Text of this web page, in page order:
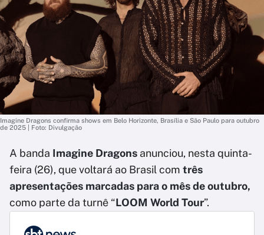
Imagine Dragons confirma shows em Belo Horizonte, Brasília e São Paulo para outubro
de 2025 | Foto: Divulgação
A banda Imagine Dragons anunciou, nesta quinta-
feira (26), que voltará ao Brasil com três
apresentações marcadas para o mês de outubro,
como parte da turnê “LOOM World Tour”.